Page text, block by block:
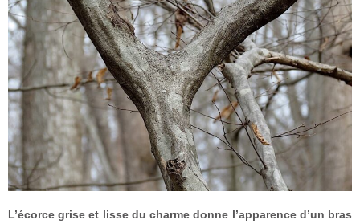
L’écorce grise et lisse du charme donne l’apparence d’un bras